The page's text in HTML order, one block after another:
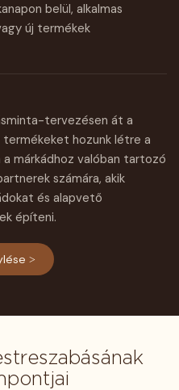
belül, alkalmas
új termékek
tervezésen át a
hozunk létre a
márkádhoz valóban tartozó
számára, akik
és alapvető
építeni.
>